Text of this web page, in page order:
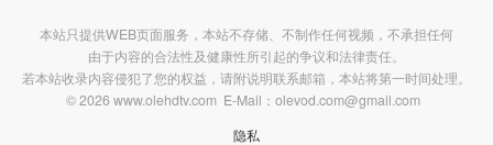
本站只提供WEB页面服务，本站不存储、不制作任何视频，不承担任何
由于内容的合法性及健康性所引起的争议和法律责任。
若本站收录内容侵犯了您的权益，请附说明联系邮箱，本站将第一时间处理。
© 2026 www.olehdtv.com E-Mail：olevod.com@gmail.com
隐私